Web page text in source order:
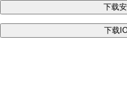
下载
下载